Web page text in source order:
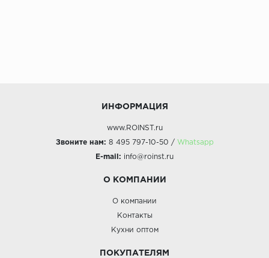
ИНФОРМАЦИЯ
www.ROINST.ru
Звоните нам: 8 495 797-10-50 / Whatsapp
E-mail: info@roinst.ru
О КОМПАНИИ
О компании
Контакты
Кухни оптом
ПОКУПАТЕЛЯМ